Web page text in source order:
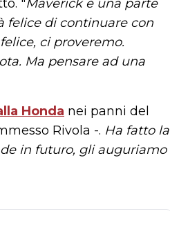
"Maverick è una parte
felice di continuare con
ci proveremo.
Ma pensare ad una
Honda nei panni del
Rivola -. Ha fatto la
in futuro, gli auguriamo